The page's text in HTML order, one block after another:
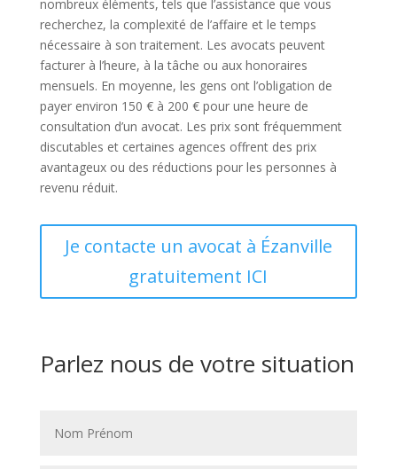
nombreux éléments, tels que l’assistance que vous
recherchez, la complexité de l’affaire et le temps
nécessaire à son traitement. Les avocats peuvent
facturer à l’heure, à la tâche ou aux honoraires
mensuels. En moyenne, les gens ont l’obligation de
payer environ 150 € à 200 € pour une heure de
consultation d’un avocat. Les prix sont fréquemment
discutables et certaines agences offrent des prix
avantageux ou des réductions pour les personnes à
revenu réduit.
Je contacte un avocat à Ézanville
gratuitement ICI
Parlez nous de votre situation